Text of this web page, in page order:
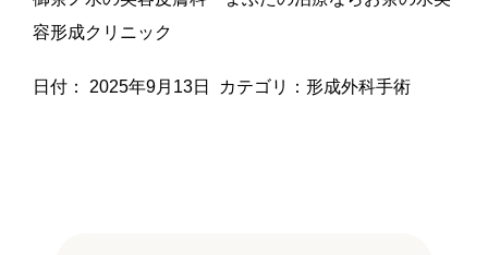
容形成クリニック
日付： 2025年9月13日 カテゴリ： 形成外科手術